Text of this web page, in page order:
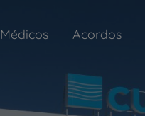
Médicos Acordos